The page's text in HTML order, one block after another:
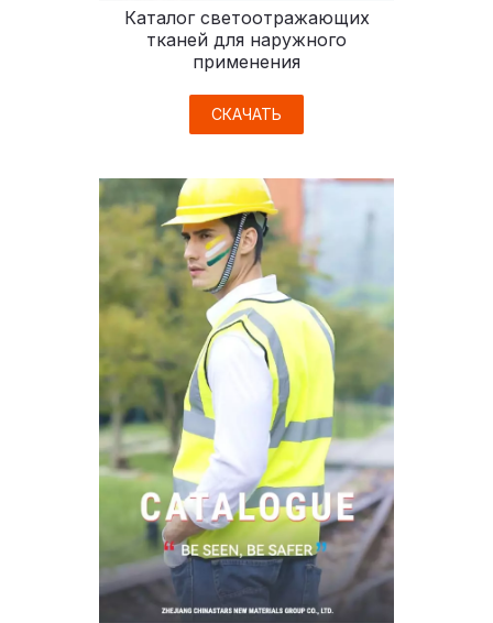
Каталог светоотражающих
тканей для наружного
применения
СКАЧАТЬ